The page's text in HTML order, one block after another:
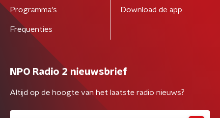
Programma's
Frequenties
Download de app
NPO Radio 2 nieuwsbrief
Altijd op de hoogte van het laatste radio nieuws?